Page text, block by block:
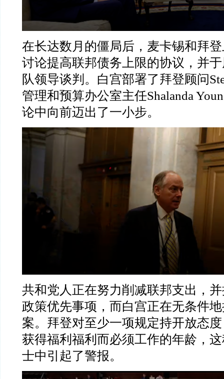
在长达数月的僵局后，麦卡锡和拜
讨论提高联邦债务上限的协议，并
队领导谈判。白宫部署了拜登顾问
管理和预算办公室主任Shalanda
论中向前迈出了一小步。
共和党人正在努力削减联邦支出，
政策优先事项，而白宫正在无条件
案。拜登对至少一项规定持开放态
获得福利福利而必须工作的年龄，
士中引起了警报。